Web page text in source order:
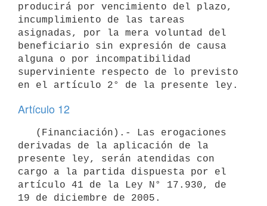
producirá por vencimiento del plazo,
incumplimiento de las tareas
asignadas, por la mera voluntad del
beneficiario sin expresión de causa
alguna o por incompatibilidad
superviniente respecto de lo previsto
Artículo 12
derivadas de la aplicación de la
presente ley, serán atendidas con
cargo a la partida dispuesta por el
artículo 41 de la Ley N° 17.930, de
19 de diciembre de 2005.